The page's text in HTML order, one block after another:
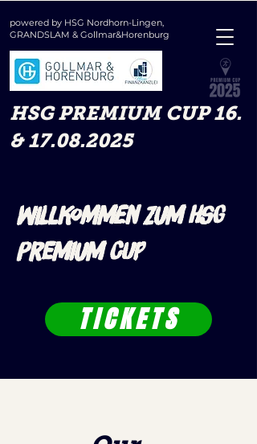
powered by HSG Nordhorn-Lingen,
GRANDSLAM & Gollmar&Horenburg
HSG PREMIUM CUP 16.
& 17.08.2025
Willkommen zum HSG
Premium Cup
TICKETS